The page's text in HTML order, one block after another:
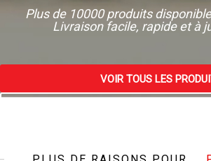
Plus de 10000 produits
Livraison facile, rapide et à
VOIR TOUS LES